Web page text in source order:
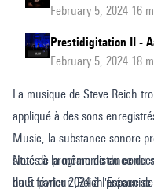
February 5, 2024 16
Prestidigitation II -
February 5, 2024 18
La musique de Steve Reich
appliqué à des sons
Music, la substance sonore
situés à la même distance
haut-parleur (Reich
Note de programme du
du 5 février 2024 à l'Espace